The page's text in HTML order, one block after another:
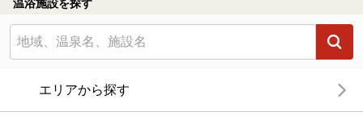
温浴施設を探す
エリアから探す